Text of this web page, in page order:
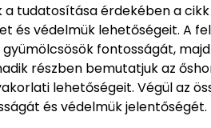
a tudatosítása érdekében a
és védelmük lehetőségeit. A
fontosságát,
részben bemutatjuk az
lehetőségeit. Végül az
és védelmük jelentőségét.